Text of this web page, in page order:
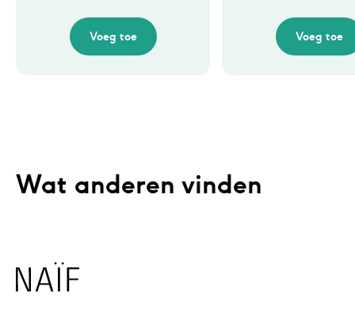
Voeg toe Voeg toe
Wat anderen vinden
Naïf